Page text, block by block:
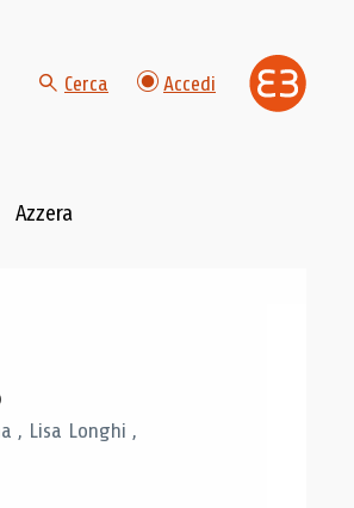
Cerca Accedi
Azzera
, Lisa Longhi ,